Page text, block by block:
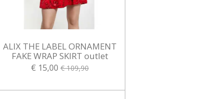
ALIX THE LABEL ORNAMENT
FAKE WRAP SKIRT outlet
€ 15,00 € 109,90